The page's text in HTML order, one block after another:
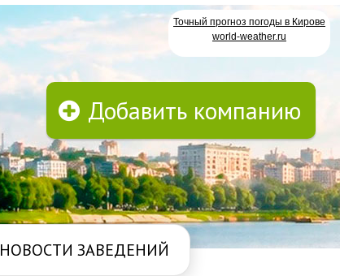
Точный прогноз погоды в Кирове
world-weather.ru
Добавить компанию
НОВОСТИ ЗАВЕДЕНИЙ